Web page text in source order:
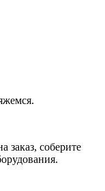
заказ, соберите